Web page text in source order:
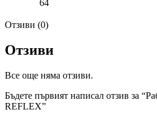
64
Отзиви (0)
Отзиви
Все още няма отзиви.
Бъдете първият написал отзив за
REFLEX”